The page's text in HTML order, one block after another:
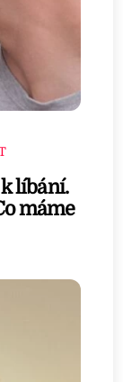
líbání.
máme